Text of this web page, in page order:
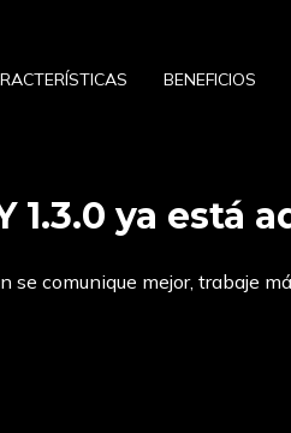
BENEFICIOS
1.3.0 ya está
se comunique mejor, trabaje